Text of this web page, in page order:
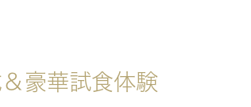
豪華試食体験